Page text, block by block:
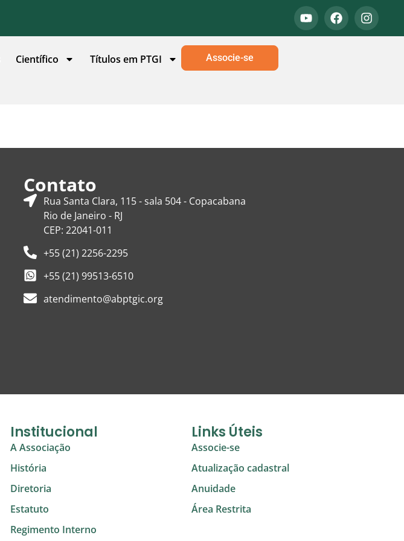
Científico Títulos em PTGI Associe-se
Contato
Rua Santa Clara, 115 - sala 504 - Copacabana
Rio de Janeiro - RJ
CEP: 22041-011
+55 (21) 2256-2295
+55 (21) 99513-6510
atendimento@abptgic.org
Institucional
A Associação
História
Diretoria
Estatuto
Regimento Interno
Links Úteis
Associe-se
Atualização cadastral
Anuidade
Área Restrita